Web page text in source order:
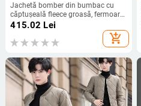
Jachetă bomber din bumbac cu
căptușeală fleece groasă, fermoar
frontal, croială lejeră, mai multe
415.02 Lei
add_shopping_cart